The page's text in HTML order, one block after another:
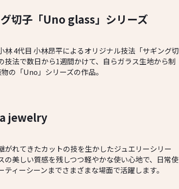
切子「Uno glass」シリーズ
林 4代目 小林昂平によるオリジナル技法「サギング切
技法で数日から1週間かけて、自らガラス生地から制
の「Uno」シリーズの作品。
jewelry
がれてきたカットの技を生かしたジュエリーシリー
の美しい質感を残しつつ軽やかな使い心地で、日常使
ティーシーンまでさまざまな場面で活躍します。